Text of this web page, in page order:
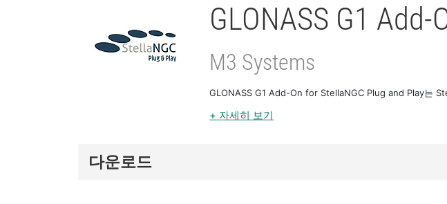
GLONASS G1
M3 Systems
GLONASS G1 Add-On for StellaNGC Plug and Play는
+ 자세히 보기
다운로드